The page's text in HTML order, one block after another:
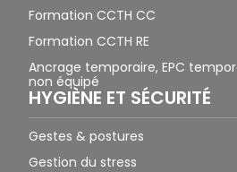
Formation CCTH CC
Formation CCTH RE
Ancrage temporaire, EPC
non équipé
HYGIÈNE ET SÉCURITÉ
Gestes & postures
Gestion du stress